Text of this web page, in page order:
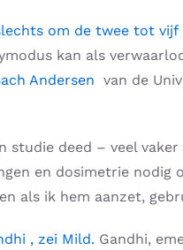
om de twee tot
kan als
Andersen van de
studie deed – veel
en dosimetrie nodig
als ik hem aanzet,
, zei Mild. Gandhi,